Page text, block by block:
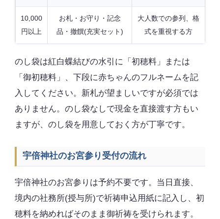
10,000
円以上
お札・お守り・記念
品・撤饌(充実セット)
大人数での参列、格
式を重視する方
のし袋は紅白蝶結びの水引に「初穂料」または
「御初穂料」、下段に赤ちゃんのフルネームを記
入してください。新札が望ましいですが必須では
ありません。のし袋なしで現金を直接渡す方もい
ますが、のし袋を用意しておく方が丁寧です。
宇倍神社のお宮参り受付の流れ
宇倍神社のお宮参りは予約不要です。当日直接、
境内の社務所(授与所)で祈祷申込用紙に記入し、初
穂料を納めればそのまま御祈祷を受けられます。